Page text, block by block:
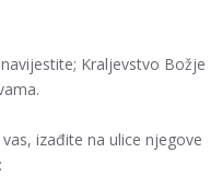
Kraljevstvo Božje
izađite na ulice njegove